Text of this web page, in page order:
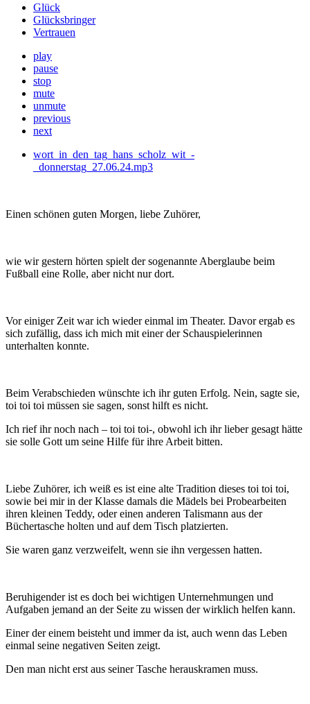
Glück
Glücksbringer
Vertrauen
play
pause
stop
mute
unmute
previous
next
wort_in_den_tag_hans_scholz_wit_-
_donnerstag_27.06.24.mp3
Einen schönen guten Morgen, liebe Zuhörer,
wie wir gestern hörten spielt der sogenannte Aberglaube beim
Fußball eine Rolle, aber nicht nur dort.
Vor einiger Zeit war ich wieder einmal im Theater. Davor ergab es
sich zufällig, dass ich mich mit einer der Schauspielerinnen
unterhalten konnte.
Beim Verabschieden wünschte ich ihr guten Erfolg. Nein, sagte sie,
toi toi toi müssen sie sagen, sonst hilft es nicht.
Ich rief ihr noch nach – toi toi toi-, obwohl ich ihr lieber gesagt hätte
sie solle Gott um seine Hilfe für ihre Arbeit bitten.
Liebe Zuhörer, ich weiß es ist eine alte Tradition dieses toi toi toi,
sowie bei mir in der Klasse damals die Mädels bei Probearbeiten
ihren kleinen Teddy, oder einen anderen Talismann aus der
Büchertasche holten und auf dem Tisch platzierten.
Sie waren ganz verzweifelt, wenn sie ihn vergessen hatten.
Beruhigender ist es doch bei wichtigen Unternehmungen und
Aufgaben jemand an der Seite zu wissen der wirklich helfen kann.
Einer der einem beisteht und immer da ist, auch wenn das Leben
einmal seine negativen Seiten zeigt.
Den man nicht erst aus seiner Tasche herauskramen muss.